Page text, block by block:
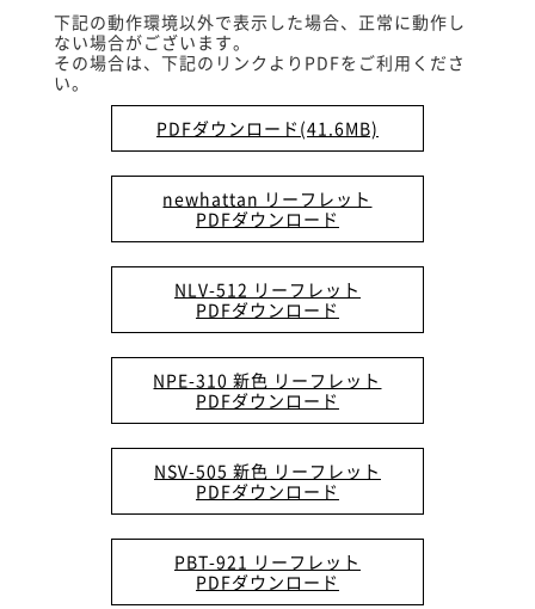
下記の動作環境以外で表示した場合、正常に動作し
ない場合がございます。
その場合は、下記のリンクよりPDFをご利用くださ
い。
PDFダウンロード(41.6MB)
newhattan リーフレット
PDFダウンロード
NLV-512 リーフレット
PDFダウンロード
NPE-310 新色 リーフレット
PDFダウンロード
NSV-505 新色 リーフレット
PDFダウンロード
PBT-921 リーフレット
PDFダウンロード